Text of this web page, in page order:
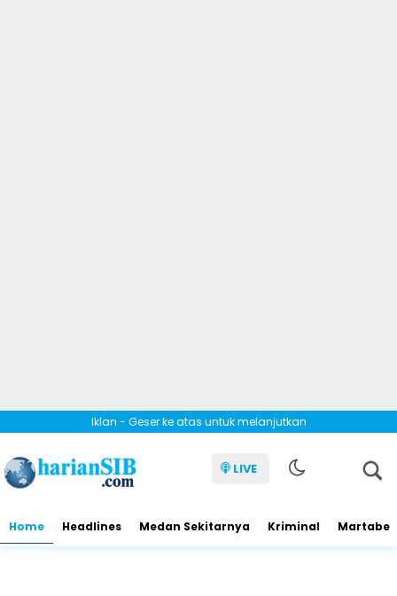
Iklan - Geser ke atas untuk melanjutkan
LIVE
Home Headlines Medan Sekitarnya Kriminal Martabe